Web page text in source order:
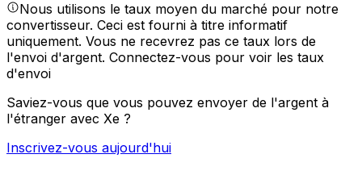
Nous utilisons le taux moyen du marché pour notre
convertisseur. Ceci est fourni à titre informatif
uniquement. Vous ne recevrez pas ce taux lors de
l'envoi d'argent. Connectez-vous pour voir les taux
d'envoi
Saviez-vous que vous pouvez envoyer de l'argent à
l'étranger avec Xe ?
Inscrivez-vous aujourd'hui